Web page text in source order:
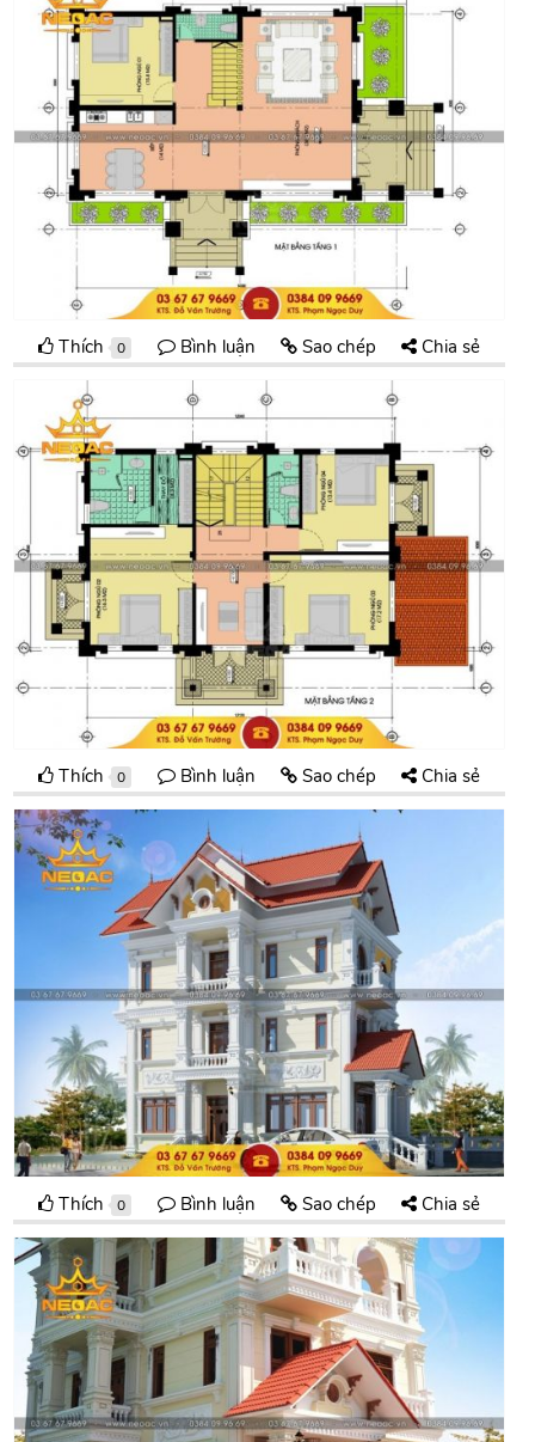
Thích 0 Bình luận Sao chép Chia sẻ
Thích 0 Bình luận Sao chép Chia sẻ
Thích 0 Bình luận Sao chép Chia sẻ